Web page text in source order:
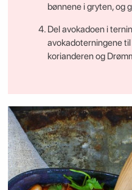
bønnene i gryten, og
Del avokadoen i
avokadoterningene
korianderen og